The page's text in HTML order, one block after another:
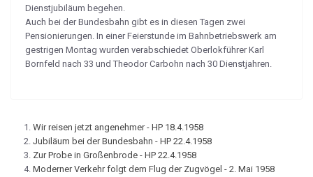
Dienstjubiläum be­gehen.
Auch bei der Bundesbahn gibt es in diesen Tagen zwei
Pensionierungen. In einer Feierstunde im Bahnbetriebswerk am
gestrigen Montag wurden verabschie­det Oberlokführer Karl
Bornfeld nach 33 und Theodor Carbohn nach 30 Dienst­jahren.
Wir reisen jetzt angenehmer - HP 18.4.1958
Jubiläum bei der Bundesbahn - HP 22.4.1958
Zur Probe in Großenbrode - HP 22.4.1958
Moderner Verkehr folgt dem Flug der Zugvögel - 2. Mai 1958